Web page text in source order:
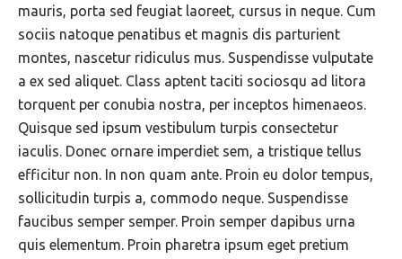
mauris, porta sed feugiat laoreet, cursus in neque. Cum
sociis natoque penatibus et magnis dis parturient
montes, nascetur ridiculus mus. Suspendisse vulputate
a ex sed aliquet. Class aptent taciti sociosqu ad litora
torquent per conubia nostra, per inceptos himenaeos.
Quisque sed ipsum vestibulum turpis consectetur
iaculis. Donec ornare imperdiet sem, a tristique tellus
efficitur non. In non quam ante. Proin eu dolor tempus,
sollicitudin turpis a, commodo neque. Suspendisse
faucibus semper semper. Proin semper dapibus urna
quis elementum. Proin pharetra ipsum eget pretium